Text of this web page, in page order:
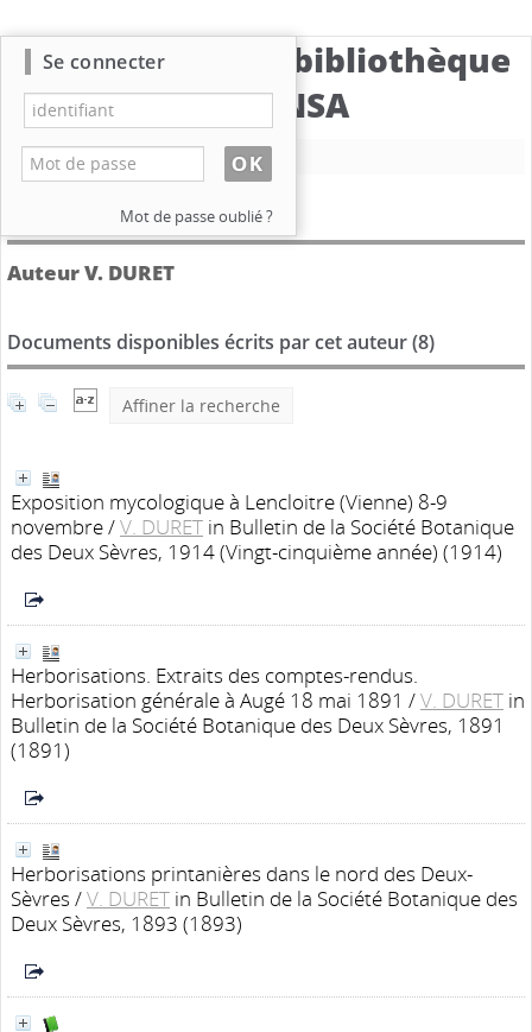
Catalogue de la bibliothèque
du CBNSA
Nouvelle recherche
Détail de l'auteur
Auteur V. DURET
Documents disponibles écrits par cet auteur (8)
Affiner la recherche
Exposition mycologique à Lencloitre (Vienne) 8-9
novembre/V. DURET in Bulletin de la Société Botanique
des Deux Sèvres, 1914 (Vingt-cinquième année) (1914)
Herborisations. Extraits des comptes-rendus.
Herborisation générale à Augé 18 mai 1891 /V. DURET in
Bulletin de la Société Botanique des Deux Sèvres, 1891
(1891)
Herborisations printanières dans le nord des Deux-
Sèvres /V. DURET in Bulletin de la Société Botanique des
Deux Sèvres, 1893 (1893)
Se connecter
Mot de passe oublié ?